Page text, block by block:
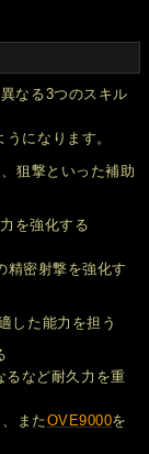
なる3つのスキル
になります。
狙撃といった補助
を強化する
密射撃を強化す
した能力を担う
など耐久力を重
またOVE9000を